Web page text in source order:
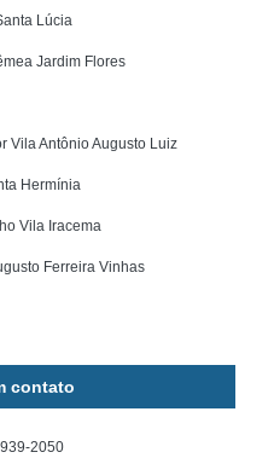
Lúcia
Jardim Flores
Vila Antônio Augusto Luiz
Hermínia
Vila Iracema
Ferreira Vinhas
contato
2050